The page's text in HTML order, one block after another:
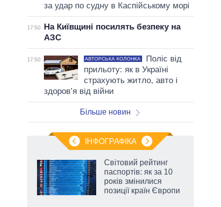
за удар по судну в Каспійському морі
17:50
На Київщині посилять безпеку на
АЗС
17:50 АВТОРСЬКА КОЛОНКА
Поліс від
прильоту: як в Україні
страхують житло, авто і
здоров’я від війни
Більше новин
ІНФОГРАФІКА
Світовий рейтинг
паспортів: як за 10
років змінилися
позиції країн Європи